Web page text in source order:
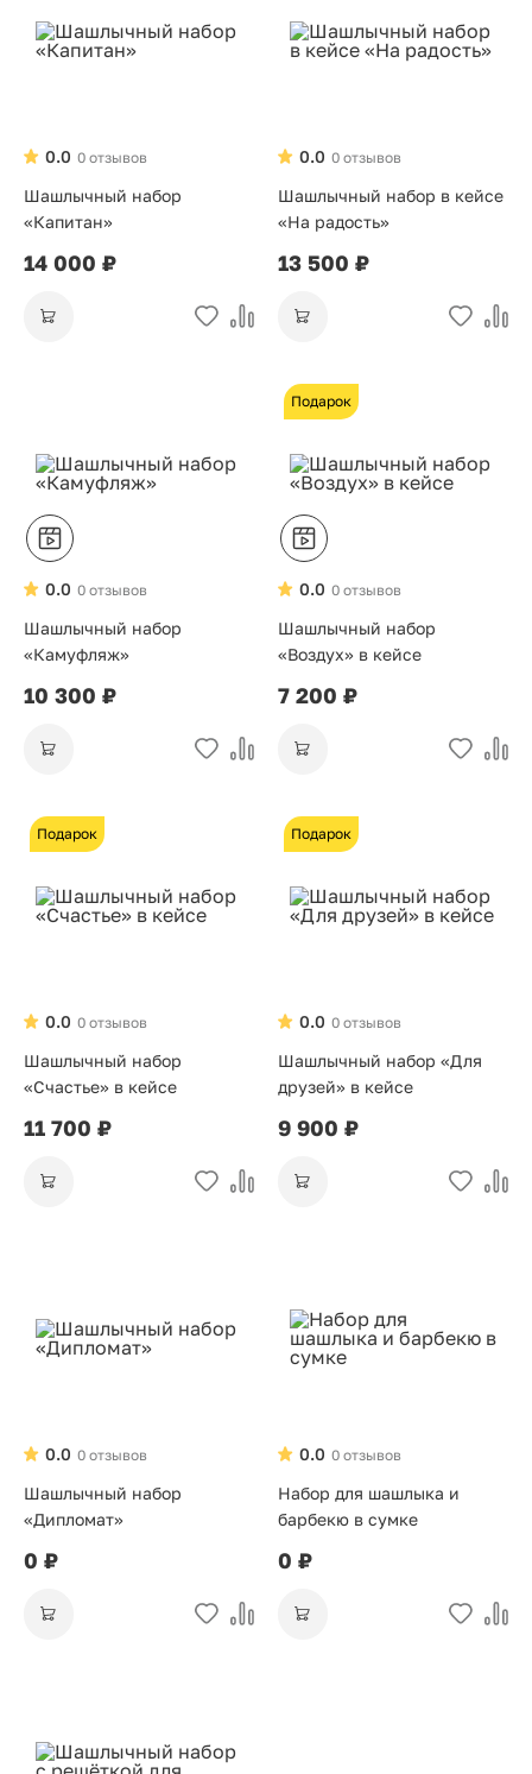
0 отзывов
0.0
Шашлычный набор
«Капитан»
14 000 ₽
0 отзывов
0.0
Шашлычный набор в кейсе
«На радость»
13 500 ₽
0 отзывов
0.0
Шашлычный набор
«Камуфляж»
10 300 ₽
Подарок
0 отзывов
0.0
Шашлычный набор
«Воздух» в кейсе
7 200 ₽
Подарок
0 отзывов
0.0
Шашлычный набор
«Счастье» в кейсе
11 700 ₽
Подарок
0 отзывов
0.0
Шашлычный набор «Для
друзей» в кейсе
9 900 ₽
0 отзывов
0.0
Шашлычный набор
«Дипломат»
0 ₽
0 отзывов
0.0
Набор для шашлыка и
барбекю в сумке
0 ₽